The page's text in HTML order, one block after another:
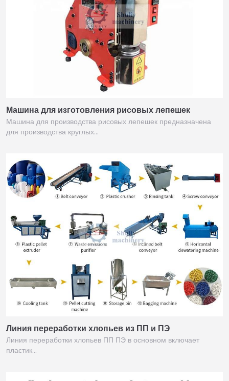
Машина для изготовления рисовых лепешек
Машина для производства рисовых лепешек предназначена
для производства круглых…
Линия переработки хлопьев из ПП и ПЭ
Линия переработки хлопьев ПП ПЭ в основном включает
пластик…